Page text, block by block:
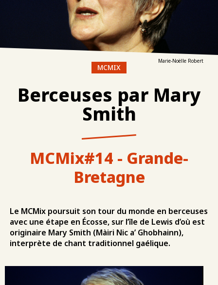
Marie-Noëlle Robert
MCMIX
Berceuses par Mary
Smith
MCMix#14 - Grande-
Bretagne
Le MCMix poursuit son tour du monde en berceuses
avec une étape en Écosse, sur l’île de Lewis d’où est
originaire Mary Smith (Màiri Nic a’ Ghobhainn),
interprète de chant traditionnel gaélique.